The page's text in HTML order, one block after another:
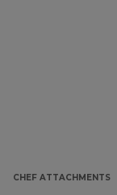
CHEF ATTACHMENTS